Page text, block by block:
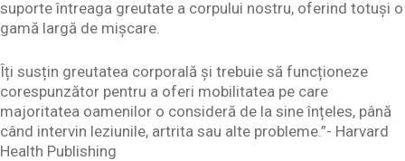
suporte întreaga greutate a corpului nostru, oferind totuși o
gamă largă de mișcare.
Îți susțin greutatea corporală și trebuie să funcționeze
corespunzător pentru a oferi mobilitatea pe care
majoritatea oamenilor o consideră de la sine înțeles, până
când intervin leziunile, artrita sau alte probleme.”- Harvard
Health Publishing